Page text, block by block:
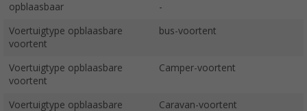
opblaasbaar -
Voertuigtype opblaasbare
voortent
bus-voortent
Voertuigtype opblaasbare
voortent
Camper-voortent
Voertuigtype opblaasbare
Caravan-voortent